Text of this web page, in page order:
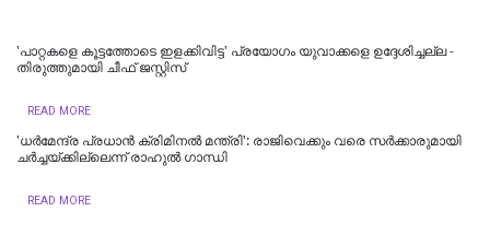
'പാറ്റകളെ കൂട്ടത്തോടെ ഇളക്കിവിട്ട' പ്രയോഗം യുവാക്കളെ ഉദ്ദേശിച്ചല്ല -
തിരുത്തുമായി ചീഫ് ജസ്റ്റിസ്
READ MORE
'ധര്‍മേന്ദ്ര പ്രധാന്‍ ക്രിമിനല്‍ മന്ത്രി': രാജിവെക്കും വരെ സർക്കാരുമായി
ചർച്ചയ്ക്കില്ലെന്ന് രാഹുൽ ഗാന്ധി
READ MORE